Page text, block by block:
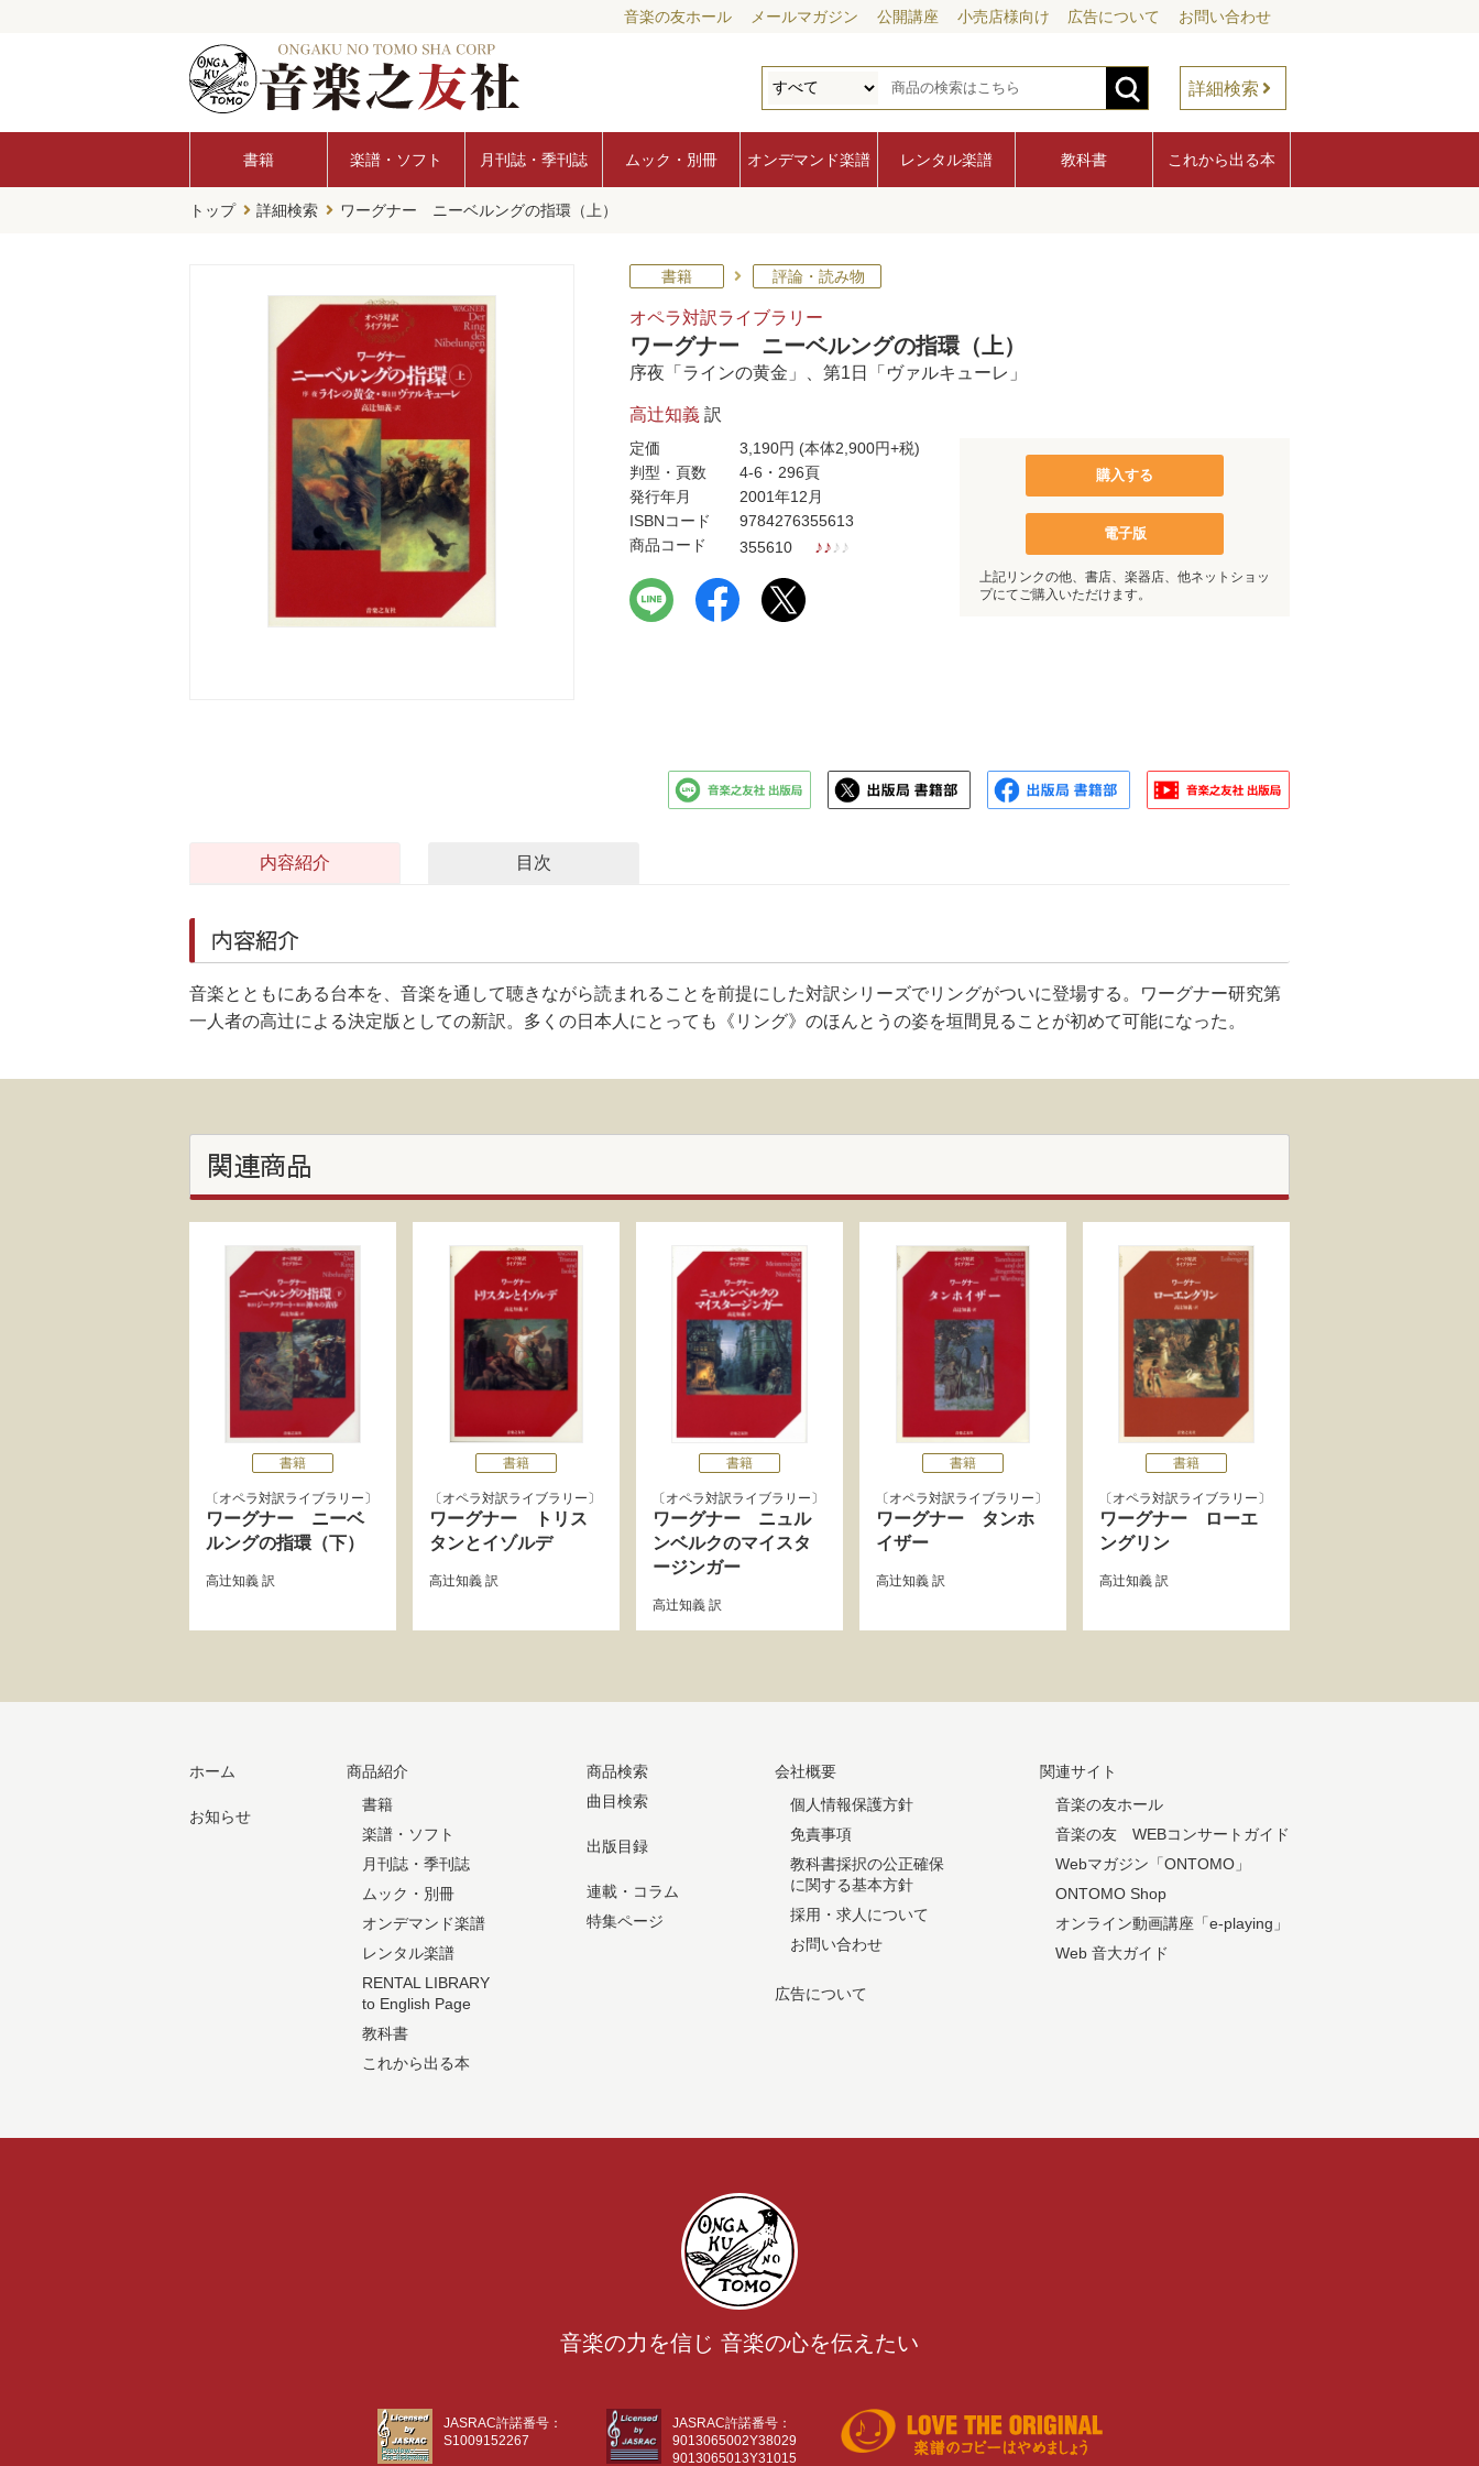
音楽の友ホール メールマガジン 公開講座 小売店様向け 広告について お問い合わせ
詳細検索
書籍 楽譜・ソフト 月刊誌・季刊誌 ムック・別冊 オンデマンド楽譜 レンタル楽譜 教科書 これから出る本
トップ 詳細検索 ワーグナー ニーベルングの指環（上）
書籍 評論・読み物
オペラ対訳ライブラリー
ワーグナー ニーベルングの指環（上）
序夜「ラインの黄金」、第1日「ヴァルキューレ」
高辻知義 訳
定価 3,190円 (本体2,900円+税)
判型・頁数
4-6・296頁
発行年月
2001年12月
ISBNコード
9784276355613
商品コード
355610 ♪♪♪ ♪
購入する
電子版
上記リンクの他、書店、楽器店、他ネットショッ
プにてご購入いただけます。
内容紹介 目次
内容紹介
音楽とともにある台本を、音楽を通して聴きながら読まれることを前提にした対訳シリーズでリングがついに登場する。ワーグナー研究第
一人者の高辻による決定版としての新訳。多くの日本人にとっても《リング》のほんとうの姿を垣間見ることが初めて可能になった。
関連商品
書籍
オペラ対訳ライブラリー
ワーグナー ニーベ
ルングの指環（下）
高辻知義 訳
書籍
オペラ対訳ライブラリー
ワーグナー トリス
タンとイゾルデ
高辻知義 訳
書籍
オペラ対訳ライブラリー
ワーグナー ニュル
ンベルクのマイスタ
ージンガー
高辻知義 訳
書籍
オペラ対訳ライブラリー
ワーグナー タンホ
イザー
高辻知義 訳
書籍
オペラ対訳ライブラリー
ワーグナー ローエ
ングリン
高辻知義 訳
ホーム
お知らせ
商品紹介
書籍
楽譜・ソフト
月刊誌・季刊誌
ムック・別冊
オンデマンド楽譜
レンタル楽譜
RENTAL LIBRARY
to English Page
教科書
これから出る本
商品検索
曲目検索
出版目録
連載・コラム
特集ページ
会社概要
個人情報保護方針
免責事項
教科書採択の公正確保
に関する基本方針
採用・求人について
お問い合わせ
広告について
関連サイト
音楽の友ホール
音楽の友 WEBコンサートガイド
Webマガジン「ONTOMO」
ONTOMO Shop
オンライン動画講座「e-playing」
Web 音大ガイド
音楽の力を信じ 音楽の心を伝えたい
JASRAC許諾番号：
S1009152267
JASRAC許諾番号：
9013065002Y38029
9013065013Y31015